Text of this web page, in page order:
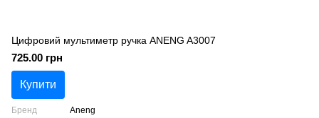
Цифровий мультиметр ручка ANENG A3007
725.00 грн
Купити
Бренд
Aneng